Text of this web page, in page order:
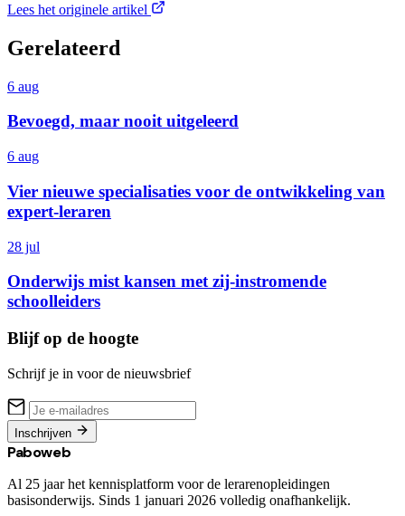
Lees het originele artikel
Gerelateerd
6 aug
Bevoegd, maar nooit uitgeleerd
6 aug
Vier nieuwe specialisaties voor de ontwikkeling van
expert-leraren
28 jul
Onderwijs mist kansen met zij-instromende
schoolleiders
Blijf op de hoogte
Schrijf je in voor de nieuwsbrief
Inschrijven
Paboweb
Al 25 jaar het kennisplatform voor de lerarenopleidingen
basisonderwijs. Sinds 1 januari 2026 volledig onafhankelijk.